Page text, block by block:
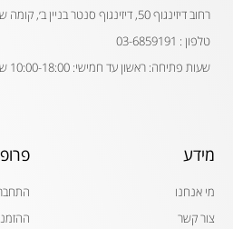
רחוב דיזינגוף 50, דיזינגוף סנטר בניין ב׳, קומה שנייה, תל אביב
טלפון : 03-6859191
שעות פתיחה: ראשון עד חמישי: 10:00-18:00 שישי: 10:00-14:00
מידע
מי אנחנו
צור קשר